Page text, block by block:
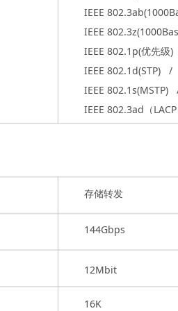
IEEE
IEEE
IEEE 802.1p(优先
IEEE 802.1d(STP) /
IEEE
IEEE 802.3ad（
存储转发
144Gbps
12Mbit
16K